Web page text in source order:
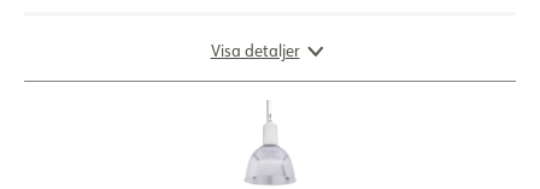
Visa detaljer